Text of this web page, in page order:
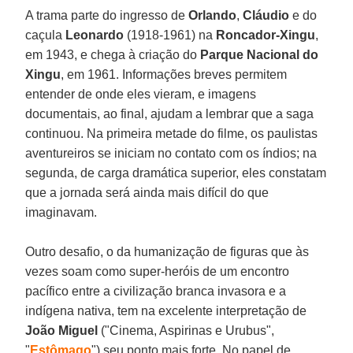
A trama parte do ingresso deOrlando,Cláudioe do
caçula Leonardo (1918-1961) na Roncador-Xingu,
em 1943, e chega à criação do Parque Nacional do
Xingu, em 1961. Informações breves permitem
entender de onde eles vieram, e imagens
documentais, ao final, ajudam a lembrar que a saga
continuou. Na primeira metade do filme, os paulistas
aventureiros se iniciam no contato com os índios; na
segunda, de carga dramática superior, eles constatam
que a jornada será ainda mais difícil do que
imaginavam.
Outro desafio, o da humanização de figuras que às
vezes soam como super-heróis de um encontro
pacífico entre a civilização branca invasora e a
indígena nativa, tem na excelente interpretação de
João Miguel ("Cinema, Aspirinas e Urubus",
" Estômago") seu ponto mais forte. No papel de